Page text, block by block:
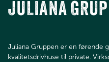
JULIANA
Juliana Gruppen er en førende
kvalitetsdrivhuse til private.